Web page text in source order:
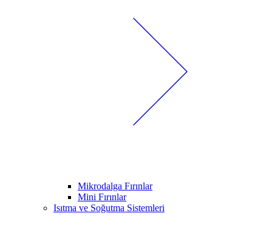
Mikrodalga Fırınlar
Mini Fırınlar
Isıtma ve Soğutma Sistemleri